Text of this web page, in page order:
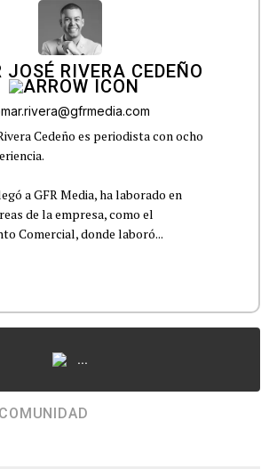
RIVERA CEDEÑO
Cedeño es periodista con ocho
a GFR Media, ha laborado en
de la empresa, como el
Comercial, donde laboró...
...